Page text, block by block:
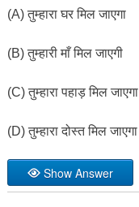
(A) तुम्हारा घर मिल जाएगा
(B) तुम्हारी माँ मिल जाएगी
(C) तुम्हारा पहाड़ मिल जाएगा
(D) तुम्हारा दोस्त मिल जाएगा
Show Answer